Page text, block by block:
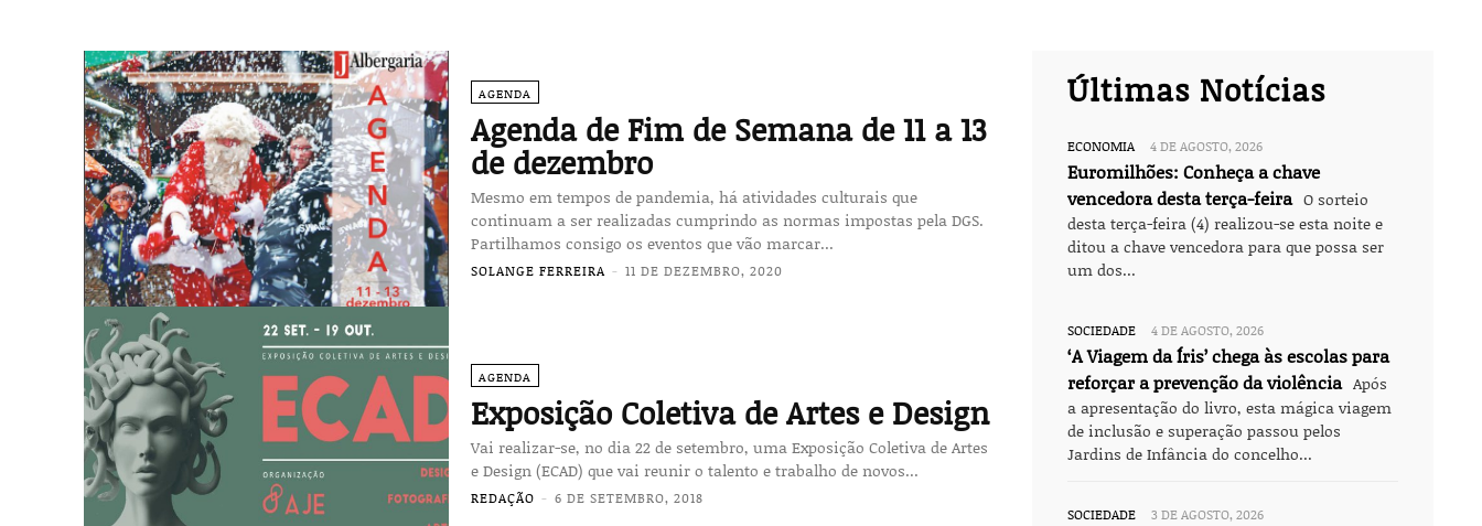
AGENDA
Agenda de Fim de Semana de 11 a 13
de dezembro
Mesmo em tempos de pandemia, há atividades culturais que
continuam a ser realizadas cumprindo as normas impostas pela DGS.
Partilhamos consigo os eventos que vão marcar...
SOLANGE FERREIRA - 11 DE DEZEMBRO, 2020
AGENDA
Exposição Coletiva de Artes e Design
Vai realizar-se, no dia 22 de setembro, uma Exposição Coletiva de Artes
e Design (ECAD) que vai reunir o talento e trabalho de novos...
REDAÇÃO - 6 DE SETEMBRO, 2018
Últimas Notícias
ECONOMIA 4 DE AGOSTO, 2026
Euromilhões: Conheça a chave
vencedora desta terça-feira O sorteio
desta terça-feira (4) realizou-se esta noite e
ditou a chave vencedora para que possa ser
um dos...
SOCIEDADE 4 DE AGOSTO, 2026
‘A Viagem da Íris’ chega às escolas para
reforçar a prevenção da violência Após
a apresentação do livro, esta mágica viagem
de inclusão e superação passou pelos
Jardins de Infância do concelho...
SOCIEDADE 3 DE AGOSTO, 2026